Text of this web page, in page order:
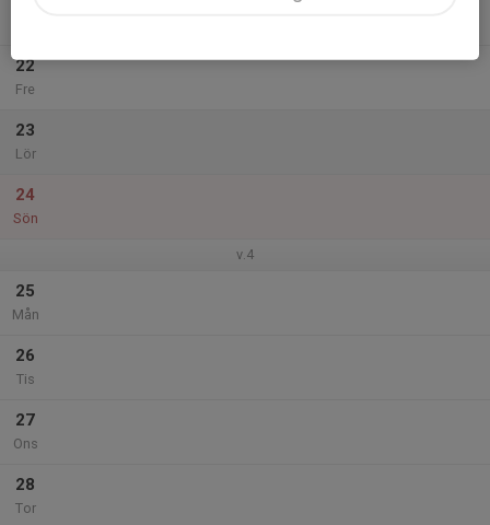
22
Fre
23
Lör
24
Sön
v.4
25
Mån
26
Tis
27
Ons
28
Tor